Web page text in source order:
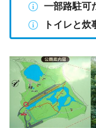
一部路駐可
トイレと炊